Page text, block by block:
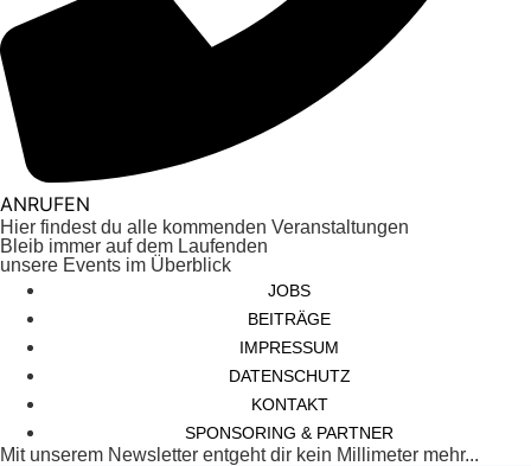
ANRUFEN
Hier findest du alle kommenden Veranstaltungen
Bleib immer auf dem Laufenden
unsere Events im Überblick
JOBS
BEITRÄGE
IMPRESSUM
DATENSCHUTZ
KONTAKT
SPONSORING & PARTNER
Mit unserem Newsletter entgeht dir kein Millimeter mehr...